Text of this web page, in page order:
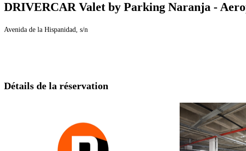
DRIVERCAR Valet by Parking Naranja -
Avenida de la Hispanidad, s/n
Détails de la réservation